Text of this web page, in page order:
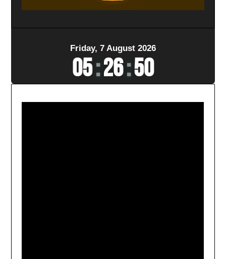
Friday, 7 August 2026
05:26:51